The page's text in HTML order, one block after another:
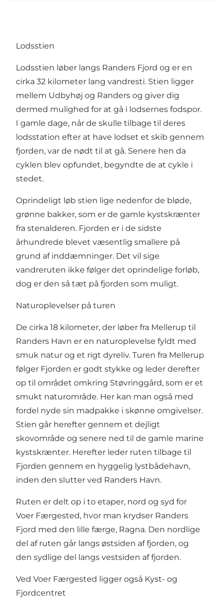
Lodsstien
Lodsstien løber langs Randers Fjord og er en
cirka 32 kilometer lang vandresti. Stien ligger
mellem Udbyhøj og Randers og giver dig
dermed mulighed for at gå i lodsernes fodspor.
I gamle dage, når de skulle tilbage til deres
lodsstation efter at have lodset et skib gennem
fjorden, var de nødt til at gå. Senere hen da
cyklen blev opfundet, begyndte de at cykle i
stedet.
Oprindeligt løb stien lige nedenfor de bløde,
grønne bakker, som er de gamle kystskrænter
fra stenalderen. Fjorden er i de sidste
århundrede blevet væsentlig smallere på
grund af inddæmninger. Det vil sige
vandreruten ikke følger det oprindelige forløb,
dog er den så tæt på fjorden som muligt.
Naturoplevelser på turen
De cirka 18 kilometer, der løber fra Mellerup til
Randers Havn er en naturoplevelse fyldt med
smuk natur og et rigt dyreliv. Turen fra Mellerup
følger Fjorden er godt stykke og leder derefter
op til området omkring Støvringgård, som er et
smukt naturområde. Her kan man også med
fordel nyde sin madpakke i skønne omgivelser.
Stien går herefter gennem et dejligt
skovområde og senere ned til de gamle marine
kystskrænter. Herefter leder ruten tilbage til
Fjorden gennem en hyggelig lystbådehavn,
inden den slutter ved Randers Havn.
Ruten er delt op i to etaper, nord og syd for
Voer Færgested, hvor man krydser Randers
Fjord med den lille færge, Ragna. Den nordlige
del af ruten går langs østsiden af fjorden, og
den sydlige del langs vestsiden af fjorden.
Ved Voer Færgested ligger også Kyst- og
Fjordcentret